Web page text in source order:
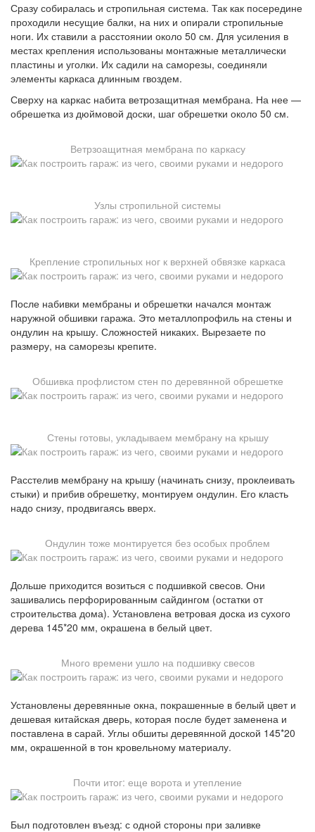
Сразу собиралась и стропильная система. Так как посередине
проходили несущие балки, на них и опирали стропильные
ноги. Их ставили а расстоянии около 50 см. Для усиления в
местах крепления использованы монтажные металлически
пластины и уголки. Их садили на саморезы, соединяли
элементы каркаса длинным гвоздем.
Сверху на каркас набита ветрозащитная мембрана. На нее —
обрешетка из дюймовой доски, шаг обрешетки около 50 см.
Ветрзоащитная мембрана по каркасу
Узлы стропильной системы
Крепление стропильных ног к верхней обвязке каркаса
После набивки мембраны и обрешетки начался монтаж
наружной обшивки гаража. Это металлопрофиль на стены и
ондулин на крышу. Сложностей никаких. Вырезаете по
размеру, на саморезы крепите.
Обшивка профлистом стен по деревянной обрешетке
Стены готовы, укладываем мембрану на крышу
Расстелив мембрану на крышу (начинать снизу, проклеивать
стыки) и прибив обрешетку, монтируем ондулин. Его класть
надо снизу, продвигаясь вверх.
Ондулин тоже монтируется без особых проблем
Дольше приходится возиться с подшивкой свесов. Они
зашивались перфорированным сайдингом (остатки от
строительства дома). Установлена ветровая доска из сухого
дерева 145*20 мм, окрашена в белый цвет.
Много времени ушло на подшивку свесов
Установлены деревянные окна, покрашенные в белый цвет и
дешевая китайская дверь, которая после будет заменена и
поставлена в сарай. Углы обшиты деревянной доской 145*20
мм, окрашенной в тон кровельному материалу.
Почти итог: еще ворота и утепление
Был подготовлен въезд: с одной стороны при заливке